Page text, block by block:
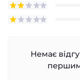
Немає